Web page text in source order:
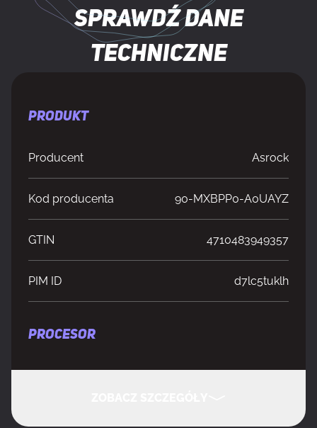
Sprawdź dane
techniczne
PRODUKT
Producent Asrock
Kod producenta 90-MXBPP0-A0UAYZ
GTIN 4710483949357
PIM ID d7lc5tuklh
PROCESOR